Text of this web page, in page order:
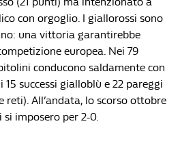
con orgoglio. I giallorossi sono
una vittoria garantirebbe
europea. Nei 79
conducono saldamente con
successi gialloblù e 22 pareggi
reti). All’andata, lo scorso ottobre
si imposero per 2-0.